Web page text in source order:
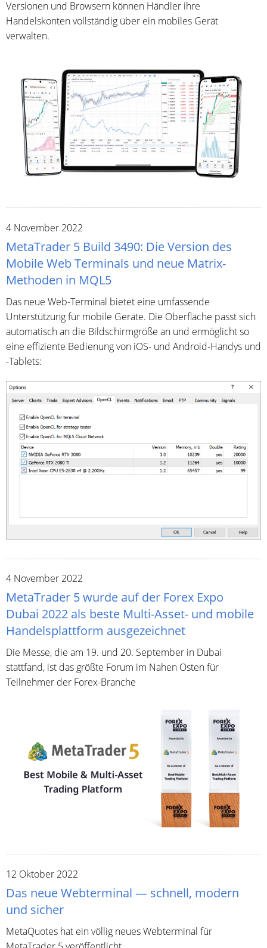
Versionen und Browsern können Händler ihre
Handelskonten vollständig über ein mobiles Gerät
verwalten.
4 November 2022
MetaTrader 5 Build 3490: Die Version des
Mobile Web Terminals und neue Matrix-
Methoden in MQL5
Das neue Web-Terminal bietet eine umfassende
Unterstützung für mobile Geräte. Die Oberfläche passt sich
automatisch an die Bildschirmgröße an und ermöglicht so
eine effiziente Bedienung von iOS- und Android-Handys und
-Tablets:
4 November 2022
MetaTrader 5 wurde auf der Forex Expo
Dubai 2022 als beste Multi-Asset- und mobile
Handelsplattform ausgezeichnet
Die Messe, die am 19. und 20. September in Dubai
stattfand, ist das größte Forum im Nahen Osten für
Teilnehmer der Forex-Branche
12 Oktober 2022
Das neue Webterminal — schnell, modern
und sicher
MetaQuotes hat ein völlig neues Webterminal für